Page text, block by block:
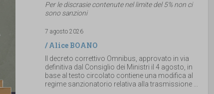
Per le discrasie contenute nel limite del 5% non ci
sono sanzioni
7 agosto 2026
/Alice BOANO
Il decreto correttivo Omnibus, approvato in via
definitiva dal Consiglio dei Ministri il 4 agosto, in
base al testo circolato contiene una modifica al
regime sanzionatorio relativa alla trasmissione ...